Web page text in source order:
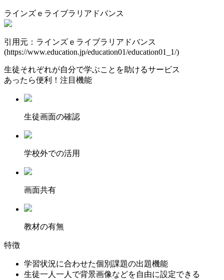
ラインズｅライブラリアドバンス
引用元：ラインズｅライブラリアドバンス
(https://www.education.jp/education01/education01_1/)
生徒それぞれが自分で学ぶことを助けるサービス
あったら便利！注目機能
⽣徒画⾯の確認
学校外での活用
画面共有
教材の有無
特徴
学習状況に合わせた個別課題の出題機能
生徒一人一人で背景画像などを自由に設定できる